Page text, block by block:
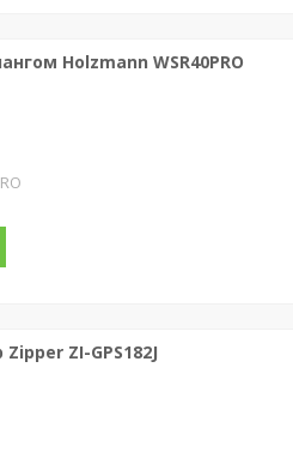
Holzmann WSR40PRO
ZI-GPS182J